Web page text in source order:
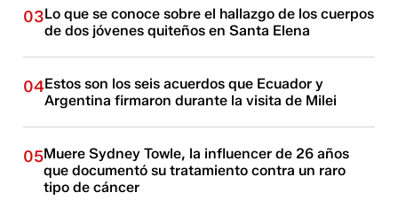
03Lo que se conoce sobre el hallazgo de los cuerpos
de dos jóvenes quiteños en Santa Elena
04Estos son los seis acuerdos que Ecuador y
Argentina firmaron durante la visita de Milei
05Muere Sydney Towle, la influencer de 26 años
que documentó su tratamiento contra un raro
tipo de cáncer